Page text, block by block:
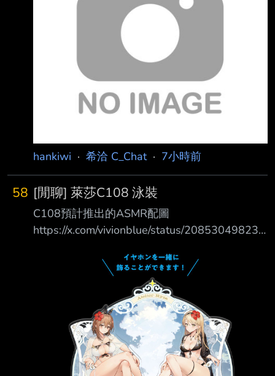
https://i.meee.com.tw/pOOL7RR.jpg 一路把還沒
拿石頭的主線故事和裝作沒看到的學生訊息(喂)
能拿的都拿了 好險毛絨絨池還湊得出天井的量
算上周年送的免費100和中間送的10連
blablabla 後排3隻 懶
hankiwi · 希洽 C_Chat· 7小時前
58 [閒聊] 萊莎C108 泳裝
C108預計推出的ASMR配圖
https://x.com/vivionblue/status/208530498234
https://pbs.twimg.com/media/HPB906mW4AA
https://pbs.twimg.com/media/HPB909hXkAAZ
https://pbs.twimg.com/media/HPB91EgWkAA
MxZZ.jpg
https://pbs.twimg.com/media/HPB90_kWgA